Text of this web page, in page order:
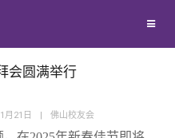
会圆满举行
月21日
| 佛山校友会